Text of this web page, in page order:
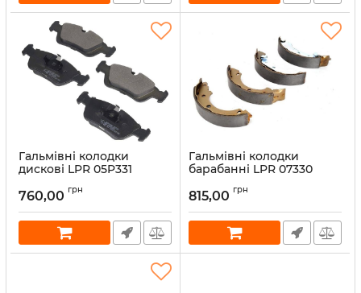
Гальмівні колодки
дискові LPR 05P331
760,00 грн
Гальмівні колодки
барабанні LPR 07330
815,00 грн